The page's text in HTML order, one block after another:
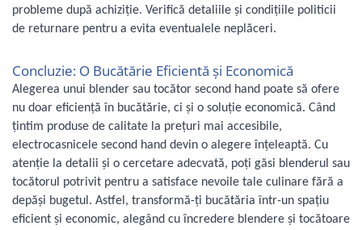
Gaming, Carti & Birotica
Birotica & Papetarie
Ingrijire personala & Cosmetice
Accesorii aparate de ras electrice
Accesorii aparate hair styling
Aparate & Accesorii ingrijire
personala
Aparate cosmetice
Articole Sanatate si Wellness
Consumabile sanitare
probleme după achiziție. Verifică detaliile și condițiile politicii
de returnare pentru a evita eventualele neplăceri.
Concluzie: O Bucătărie Eficientă și Economică
Alegerea unui blender sau tocător second hand poate să ofere
nu doar eficiență în bucătărie, ci și o soluție economică. Când
țintim produse de calitate la prețuri mai accesibile,
electrocasnicele second hand devin o alegere înțeleaptă. Cu
atenție la detalii și o cercetare adecvată, poți găsi blenderul sau
tocătorul potrivit pentru a satisface nevoile tale culinare fără a
depăși bugetul. Astfel, transformă-ți bucătăria într-un spațiu
eficient și economic, alegând cu încredere blendere și tocătoare